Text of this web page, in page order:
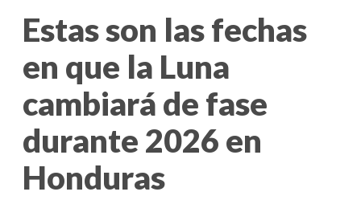
Estas son las fechas
en que la Luna
cambiará de fase
durante 2026 en
Honduras